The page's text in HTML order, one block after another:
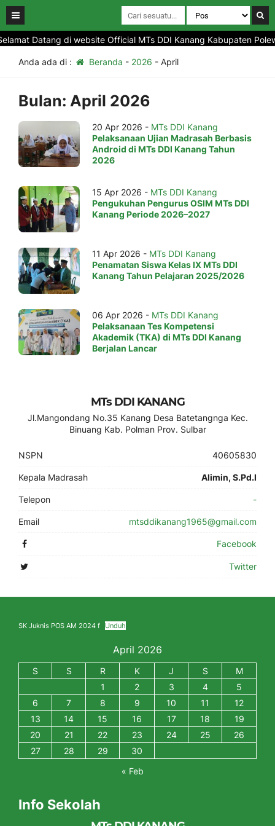
Datang di website Official MTs DDI Kanang Kabupaten
Anda ada di : Beranda - 2026 - April
Bulan: April 2026
20 Apr 2026 - MTs DDI Kanang
Pelaksanaan Ujian Madrasah Berbasis
Android di MTs DDI Kanang Tahun
2026
15 Apr 2026 - MTs DDI Kanang
Pengukuhan Pengurus OSIM MTs DDI
Kanang Periode 2026–2027
11 Apr 2026 - MTs DDI Kanang
Penamatan Siswa Kelas IX MTs DDI
Kanang Tahun Pelajaran 2025/2026
06 Apr 2026 - MTs DDI Kanang
Pelaksanaan Tes Kompetensi
Akademik (TKA) di MTs DDI Kanang
Berjalan Lancar
MTs DDI KANANG
Jl.Mangondang No.35 Kanang Desa Batetangnga Kec.
Binuang Kab. Polman Prov. Sulbar
NSPN 40605830
Kepala Madrasah Alimin, S.Pd.I
Telepon -
Email mtsddikanang1965@gmail.com
Facebook
Twitter
SK Juknis POS AM 2024 f Unduh
April 2026
S S R K J S
M
1
2 3 4
5
6
7 8 9 10 11
12
13
14 15 16 17 18
19
20
21 22 23 24 25
26
27
28 29
30
« Feb
Info Sekolah